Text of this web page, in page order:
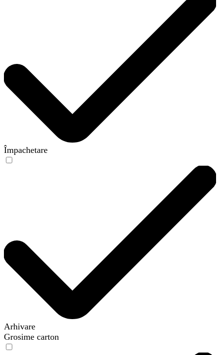
Împachetare
Arhivare
Grosime carton